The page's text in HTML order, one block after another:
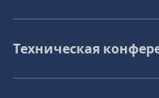
Техническая